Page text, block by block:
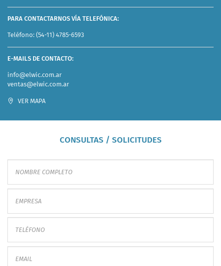
PARA CONTACTARNOS VÍA TELEFÓNICA:
Teléfono:(54-11) 4785-6593
E-MAILS DE CONTACTO:
info@elwic.com.ar
ventas@elwic.com.ar
VER MAPA
CONSULTAS / SOLICITUDES